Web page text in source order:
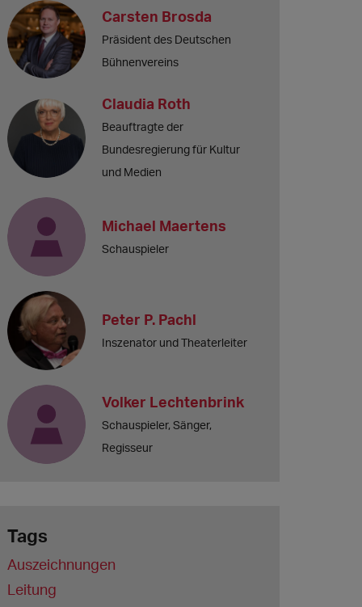
Carsten Brosda
Präsident des Deutschen
Bühnenvereins
Claudia Roth
Beauftragte der
Bundesregierung für Kultur
und Medien
Michael Maertens
Schauspieler
Peter P. Pachl
Inszenator und Theaterleiter
Volker Lechtenbrink
Schauspieler, Sänger,
Regisseur
Tags
Auszeichnungen
Leitung